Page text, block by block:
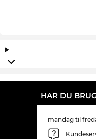
HAR DU
mandag til